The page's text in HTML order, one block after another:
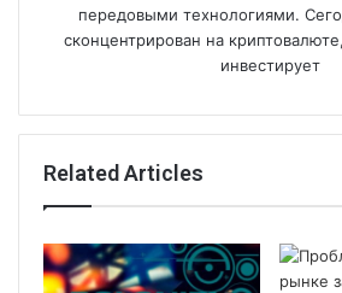
передовыми технологиями.
сконцентрирован на
инвестирует
Related Articles